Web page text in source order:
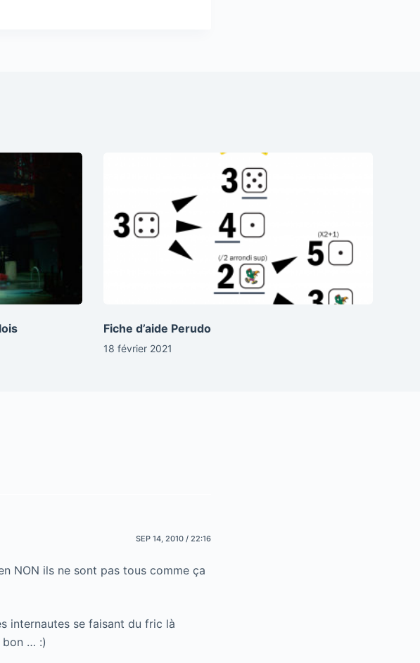
Fiche d’aide Perudo
18 février 2021
SEP 14, 2010 / 22:16
NON ils ne sont pas tous comme ça
internautes se faisant du fric là
bon … :)